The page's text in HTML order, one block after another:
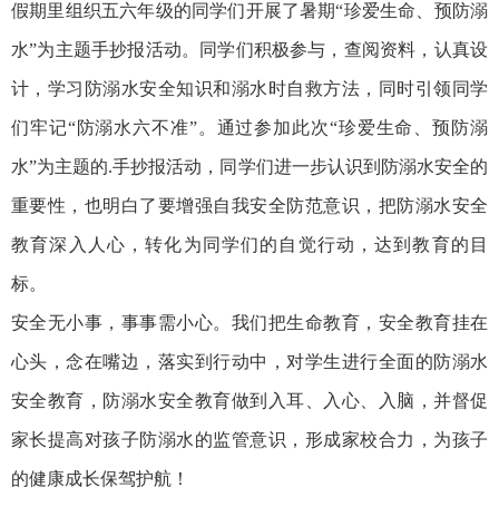
假期里组织五六年级的同学们开展了暑期“珍爱生命、预防溺
水”为主题手抄报活动。同学们积极参与，查阅资料，认真设
计，学习防溺水安全知识和溺水时自救方法，同时引领同学
们牢记“防溺水六不准”。通过参加此次“珍爱生命、预防溺
水”为主题的.手抄报活动，同学们进一步认识到防溺水安全的
重要性，也明白了要增强自我安全防范意识，把防溺水安全
教育深入人心，转化为同学们的自觉行动，达到教育的目
标。
安全无小事，事事需小心。我们把生命教育，安全教育挂在
心头，念在嘴边，落实到行动中，对学生进行全面的防溺水
安全教育，防溺水安全教育做到入耳、入心、入脑，并督促
家长提高对孩子防溺水的监管意识，形成家校合力，为孩子
的健康成长保驾护航！